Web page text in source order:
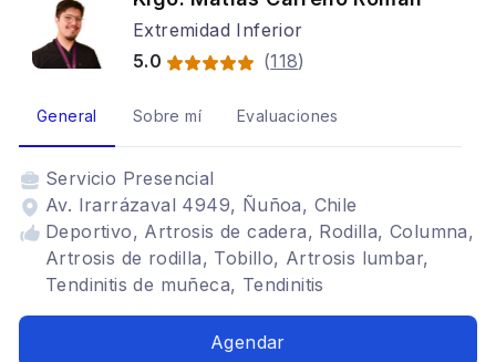
Extremidad Inferior
5.0
(118)
General Sobre mí Evaluaciones
Servicio Presencial
Av. Irarrázaval 4949, Ñuñoa, Chile
Deportivo, Artrosis de cadera, Rodilla, Columna,
Artrosis de rodilla, Tobillo, Artrosis lumbar,
Tendinitis de muñeca, Tendinitis
Agendar